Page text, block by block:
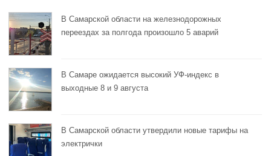
В Самарской области на железнодорожных
переездах за полгода произошло 5 аварий
В Самаре ожидается высокий УФ-индекс в
выходные 8 и 9 августа
В Самарской области утвердили новые тарифы на
электрички